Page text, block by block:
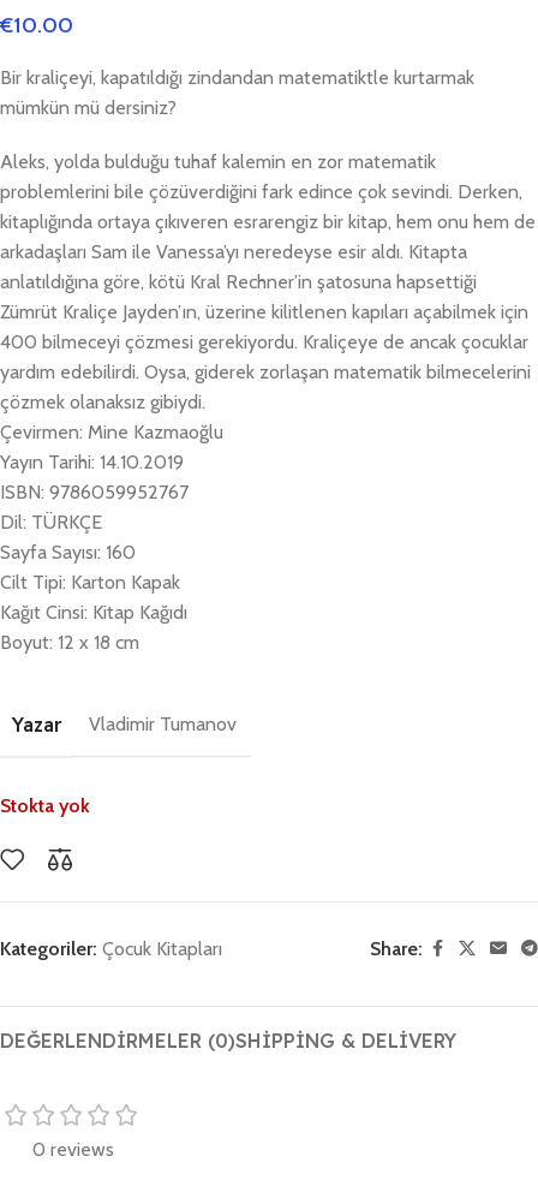
€10.00
Bir kraliçeyi, kapatıldığı zindandan matematiktle kurtarmak
mümkün mü dersiniz?
Aleks, yolda bulduğu tuhaf kalemin en zor matematik
problemlerini bile çözüverdiğini fark edince çok sevindi. Derken,
kitaplığında ortaya çıkıveren esrarengiz bir kitap, hem onu hem de
arkadaşları Sam ile Vanessa’yı neredeyse esir aldı. Kitapta
anlatıldığına göre, kötü Kral Rechner’in şatosuna hapsettiği
Zümrüt Kraliçe Jayden’ın, üzerine kilitlenen kapıları açabilmek için
400 bilmeceyi çözmesi gerekiyordu. Kraliçeye de ancak çocuklar
yardım edebilirdi. Oysa, giderek zorlaşan matematik bilmecelerini
çözmek olanaksız gibiydi.
Çevirmen: Mine Kazmaoğlu
Yayın Tarihi: 14.10.2019
ISBN: 9786059952767
Dil: TÜRKÇE
Sayfa Sayısı: 160
Cilt Tipi: Karton Kapak
Kağıt Cinsi: Kitap Kağıdı
Boyut: 12 x 18 cm
Yazar Vladimir Tumanov
Stokta yok
Kategoriler: Çocuk Kitapları Share:
DEĞERLENDIRMELER (0)SHIPPING & DELIVERY
0 reviews